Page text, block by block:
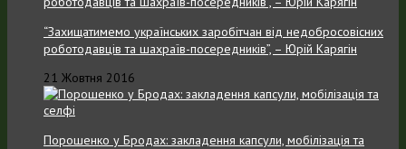
“Захищатимемо українських заробітчан від недобросовісних
роботодавців та шахраїв-посередників”, – Юрій Карягін
21 Жовтня 2016
Порошенко у Бродах: закладення капсули, мобілізація та